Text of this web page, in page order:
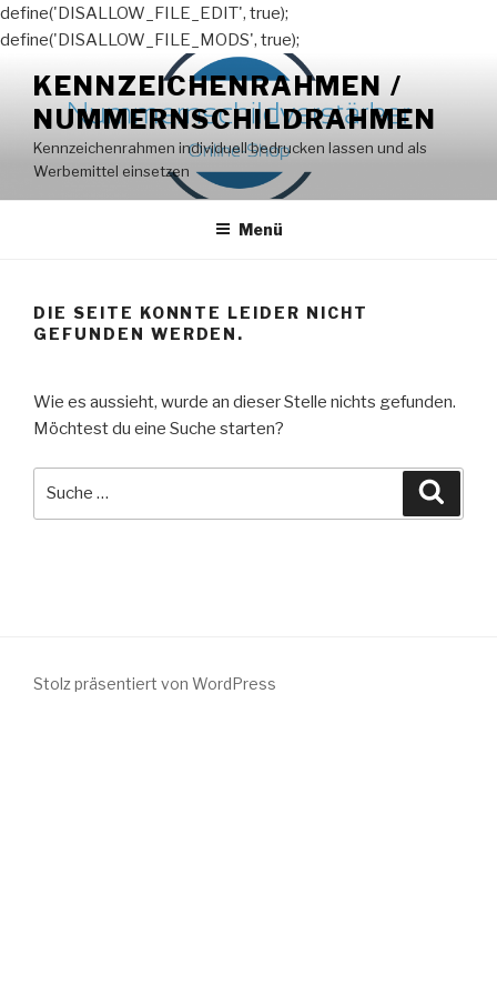
define('DISALLOW_FILE_EDIT', true);
define('DISALLOW_FILE_MODS', true);
Inhalt
springen
KENNZEICHENRAHMEN /
NUMMERNSCHILDRAHMEN
Kennzeichenrahmen individuell bedrucken lassen und als
Werbemittel einsetzen
Menü
DIE SEITE KONNTE LEIDER NICHT
GEFUNDEN WERDEN.
Wie es aussieht, wurde an dieser Stelle nichts gefunden.
Möchtest du eine Suche starten?
Stolz präsentiert von WordPress